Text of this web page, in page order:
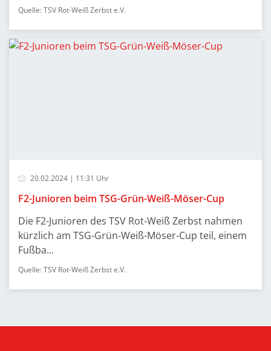
Quelle: TSV Rot-Weiß Zerbst e.V.
20.02.2024 | 11:31 Uhr
F2-Junioren beim TSG-Grün-Weiß-Möser-Cup
Die F2-Junioren des TSV Rot-Weiß Zerbst nahmen
kürzlich am TSG-Grün-Weiß-Möser-Cup teil, einem
Fußba...
Quelle: TSV Rot-Weiß Zerbst e.V.